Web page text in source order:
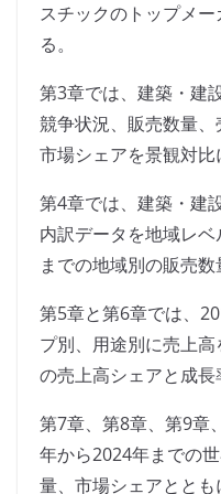
スチックのトップメ
る。
第3章では、建築・建
競争状況、販売数量
市場シェアを景観対比
第4章では、建築・建
内訳データを地域レ
までの地域別の販売数
第5章と第6章では、
プ別、用途別に売上
の売上高シェアと成長
第7章、第8章、第9章
年から2024年までの
量、市場シェアとと